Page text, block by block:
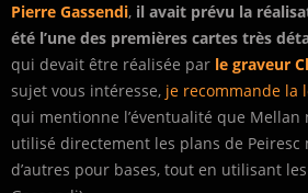
Pierre Gassendi, il avait prévu la
été l’une des premières cartes très
qui devait être réalisée par le graveur
sujet vous intéresse, je recommande la
qui mentionne l’éventualité que Mellan
utilisé directement les plans de Peiresc
d’autres pour bases, tout en utilisant